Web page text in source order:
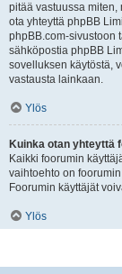
pitää vastuussa miten,
ota yhteyttä phpBB
phpBB.com-sivustoon
sähköpostia phpBB
sovelluksen käytöstä,
vastausta lainkaan.
Ylös
Kuinka otan yhteyttä
Kaikki foorumin
vaihtoehto on
Foorumin käyttäjät
Ylös